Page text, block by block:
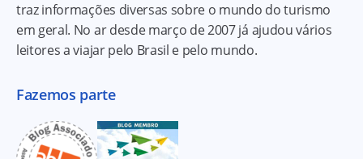
traz informações diversas sobre o mundo do turismo
em geral. No ar desde março de 2007 já ajudou vários
leitores a viajar pelo Brasil e pelo mundo.
Fazemos parte